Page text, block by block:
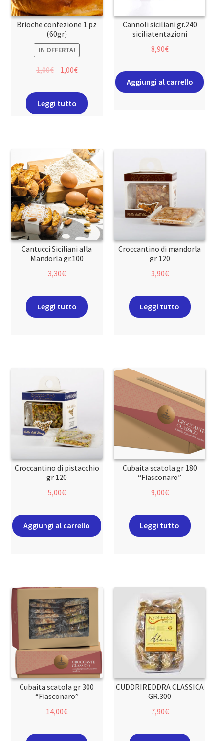
Brioche confezione 1 pz
(60gr)
IN OFFERTA!
1,00€ 1,00€
Leggi tutto
Cannoli siciliani gr.240
siciliatentazioni
8,90€
Aggiungi al carrello
Cantucci Siciliani alla
Mandorla gr.100
3,30€
Leggi tutto
Croccantino di mandorla
gr 120
3,90€
Leggi tutto
Croccantino di pistacchio
gr 120
5,00€
Aggiungi al carrello
Cubaita scatola gr 180
“Fiasconaro”
9,00€
Leggi tutto
Cubaita scatola gr 300
“Fiasconaro”
14,00€
CUDDRIREDDRA CLASSICA
GR.300
7,90€